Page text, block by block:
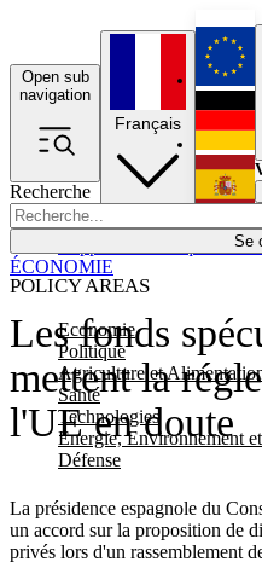
Open sub
navigation
Recherche
Se
POLICY AREAS
Economie
Politique
Agriculture et
Santé
Technologies
Energie, Environnement
Défense
Français
Les fonds
mettent la
l'UE en doute
La présidence espagnole du
un accord sur la proposition de
privés lors d'un rassemblement
ÉCONOMIE